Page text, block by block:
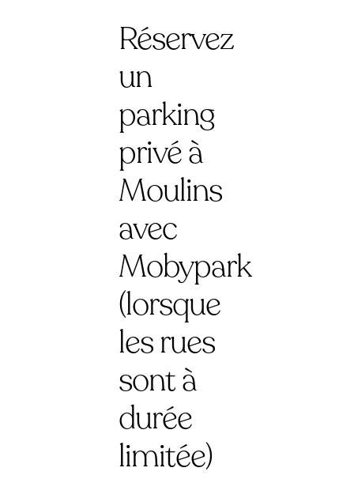
Réservez
un
parking
privé à
Moulins
avec
Mobypark
(lorsque
les rues
sont à
durée
limitée)